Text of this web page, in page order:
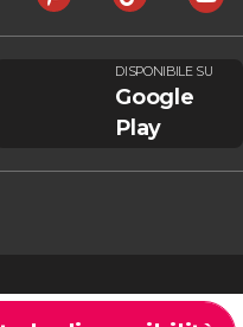
DISPONIBILE SU
Google
Play